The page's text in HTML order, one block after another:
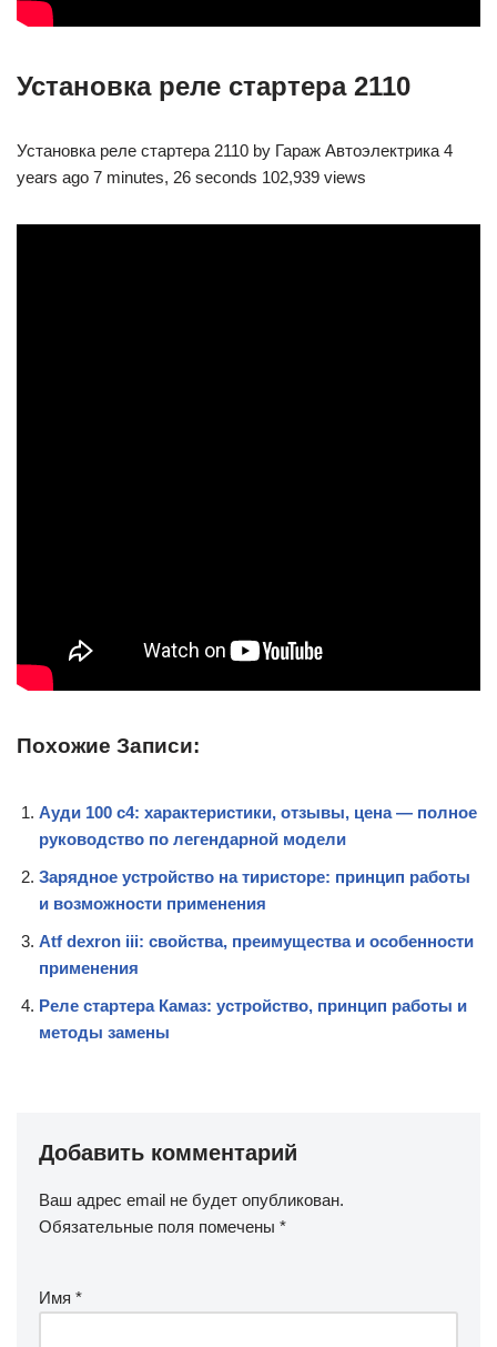
Установка реле стартера 2110
Установка реле стартера 2110 by Гараж Автоэлектрика 4
years ago 7 minutes, 26 seconds 102,939 views
Похожие Записи:
Ауди 100 с4: характеристики, отзывы, цена — полное
руководство по легендарной модели
Зарядное устройство на тиристоре: принцип работы
и возможности применения
Atf dexron iii: свойства, преимущества и особенности
применения
Реле стартера Камаз: устройство, принцип работы и
методы замены
Добавить комментарий
Ваш адрес email не будет опубликован.
Обязательные поля помечены *
Имя *